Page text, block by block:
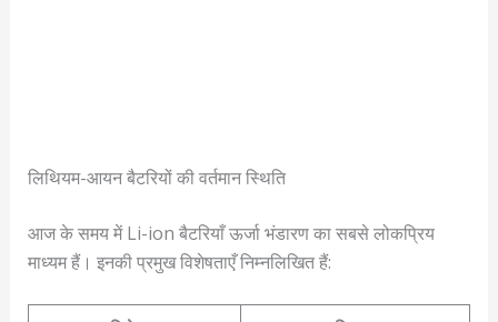
लिथियम-आयन बैटरियों की वर्तमान स्थिति
आज के समय में Li-ion बैटरियाँ ऊर्जा भंडारण का सबसे लोकप्रिय
माध्यम हैं। इनकी प्रमुख विशेषताएँ निम्नलिखित हैं: